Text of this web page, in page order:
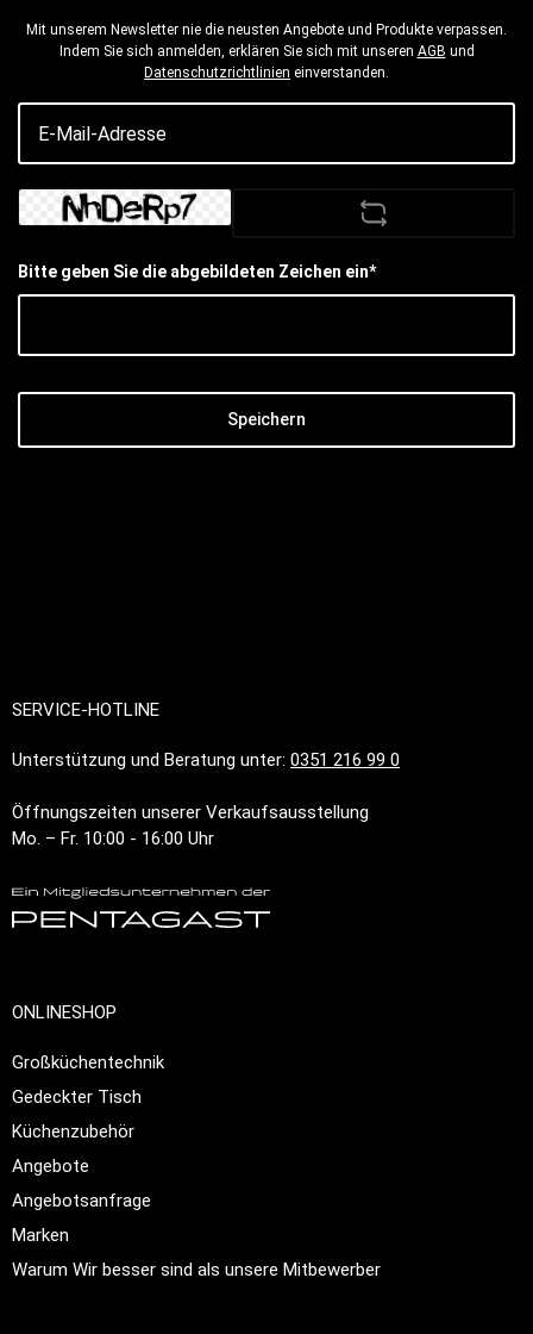
Mit unserem Newsletter nie die neusten Angebote und Produkte verpassen.
Indem Sie sich anmelden, erklären Sie sich mit unseren AGB und
Datenschutzrichtlinien einverstanden.
Bitte geben Sie die abgebildeten Zeichen ein*
Speichern
SERVICE-HOTLINE
Unterstützung und Beratung unter: 0351 216 99 0
Öffnungszeiten unserer Verkaufsausstellung
Mo. – Fr. 10:00 - 16:00 Uhr
ONLINESHOP
Großküchentechnik
Gedeckter Tisch
Küchenzubehör
Angebote
Angebotsanfrage
Marken
Warum Wir besser sind als unsere Mitbewerber